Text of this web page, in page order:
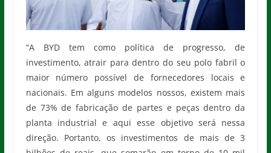
“A BYD tem como política de progresso, de
investimento, atrair para dentro do seu polo fabril o
maior número possível de fornecedores locais e
nacionais. Em alguns modelos nossos, existem mais
de 73% de fabricação de partes e peças dentro da
planta industrial e aqui esse objetivo será nessa
direção. Portanto, os investimentos de mais de 3